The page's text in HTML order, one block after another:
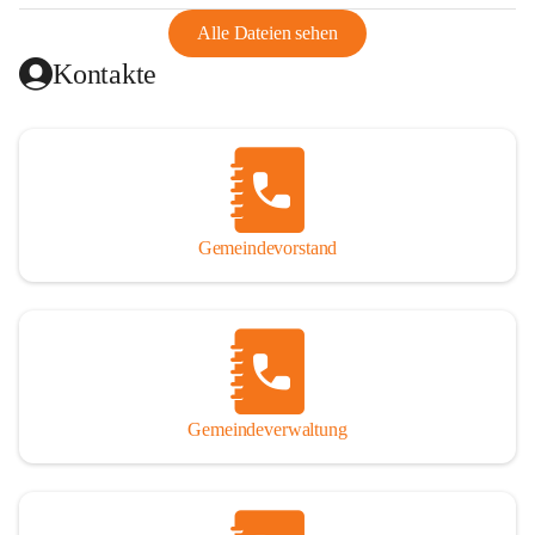
Aus diesem Grund war die Bevölkerung dazu gezwungen,
Schmuggel zu betreiben. Es kam oft zu nächtlichen
Überfällen und Schießereien. Erst mit dem Anschluss des
wirtschaftlich ging es bergauf. Dieser Aufschwung endete
1926. Es folgten Arbeitslosigkeit, Preissteigerung und
Unanbringlichkeit von Produkten. Daher wurde der
Anschluss an das Deutsche Reich begrüßt. Als der Zweite
Weltkrieg ausbrach, schwang die Stimmung um. Es starben
26 Männer an der Front, weitere 16 werden vermisst.
Von 1971 bis 1991 gehörte Wörterberg zur Gemeinde
Ollersdorf. Durch den Einsatz von mehreren Ortsansässigen
wurde Wörterberg 1991 wieder eine eigenständige
Die Gemeinde liegt im Südburgenland im Nordwesten des
Alle Dateien sehen
Kontakte
Gemeindevorstand
Gemeindeverwaltung